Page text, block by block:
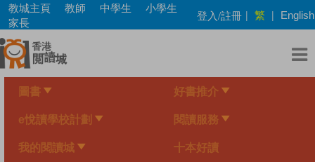
Skip
main
content
教城主頁 教師 中學生
小學生
家長
登入/註冊 | 繁 | English
圖書 好書推介
e悅讀學校計劃 閱讀服務
我的閱讀城 十本好讀